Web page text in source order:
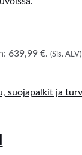
639,99 €. (Sis. ALV)